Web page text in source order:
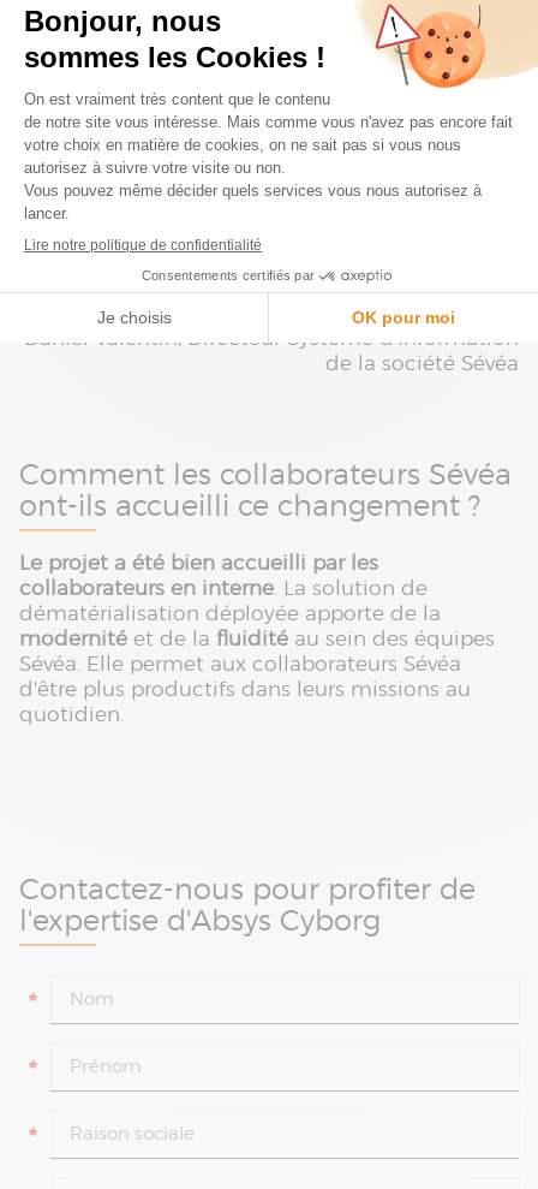
digitalisation des processus
Tout se fait online. Et cela s’inscrit dans notre
Daniel Valentin, Directeur Système d'Information
de la société Sévéa
Comment les collaborateurs Sévéa
ont-ils accueilli ce changement ?
Le projet a été bien accueilli par les
collaborateurs en interne. La solution de
dématérialisation déployée apporte de la
modernité et de la fluidité au sein des équipes
Sévéa. Elle permet aux collaborateurs Sévéa
d'être plus productifs dans leurs missions au
quotidien.
Contactez-nous pour profiter de
l'expertise d'Absys Cyborg
*
*
*